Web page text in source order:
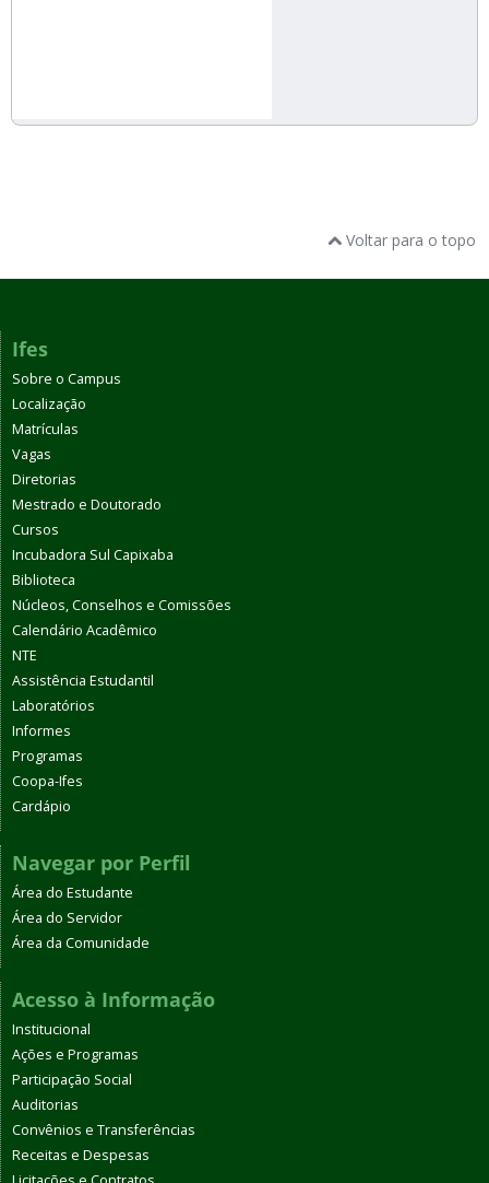
Voltar para o topo
Ifes
Sobre o Campus
Localização
Matrículas
Vagas
Diretorias
Mestrado e Doutorado
Cursos
Incubadora Sul Capixaba
Biblioteca
Núcleos, Conselhos e Comissões
Calendário Acadêmico
NTE
Assistência Estudantil
Laboratórios
Informes
Programas
Coopa-Ifes
Cardápio
Navegar por Perfil
Área do Estudante
Área do Servidor
Área da Comunidade
Acesso à Informação
Institucional
Ações e Programas
Participação Social
Auditorias
Convênios e Transferências
Receitas e Despesas